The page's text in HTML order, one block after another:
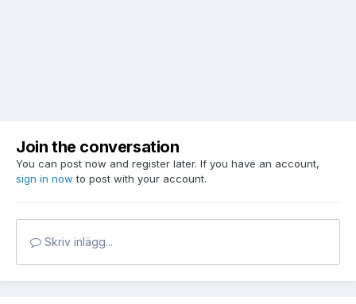
Join the conversation
You can post now and register later. If you have an account,
sign in now to post with your account.
Skriv inlägg...